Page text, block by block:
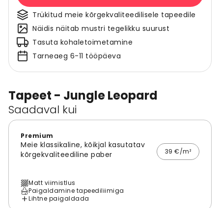
Tapeet - Jungle Leopard
Saadaval kui
Premium
Meie klassikaline, kõikjal kasutatav
kõrgekvaliteediline paber
39 €/m²
Matt viimistlus
Paigaldamine tapeediliimiga
Lihtne paigaldada
Trükitud meie kõrgekvaliteedilisele tapeedile
Näidis näitab mustri tegelikku suurust
Tasuta kohaletoimetamine
Tarneaeg 6-11 tööpäeva